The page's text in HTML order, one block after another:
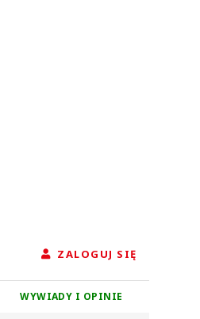
ZALOGUJ SIĘ
WYWIADY I OPINIE